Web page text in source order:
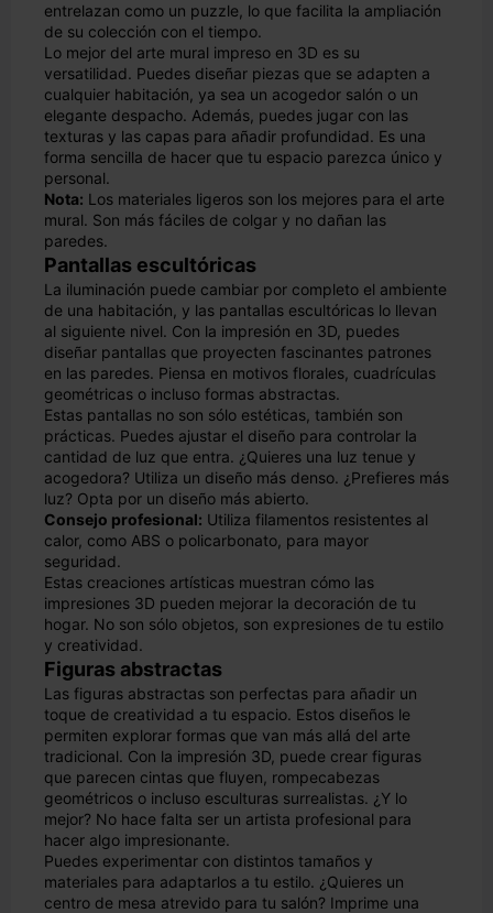
entrelazan como un puzzle, lo que facilita la ampliación
de su colección con el tiempo.
Lo mejor del arte mural impreso en 3D es su
versatilidad. Puedes diseñar piezas que se adapten a
cualquier habitación, ya sea un acogedor salón o un
elegante despacho. Además, puedes jugar con las
texturas y las capas para añadir profundidad. Es una
forma sencilla de hacer que tu espacio parezca único y
personal.
Nota: Los materiales ligeros son los mejores para el arte
mural. Son más fáciles de colgar y no dañan las
paredes.
Pantallas escultóricas
La iluminación puede cambiar por completo el ambiente
de una habitación, y las pantallas escultóricas lo llevan
al siguiente nivel. Con la impresión en 3D, puedes
diseñar pantallas que proyecten fascinantes patrones
en las paredes. Piensa en motivos florales, cuadrículas
geométricas o incluso formas abstractas.
Estas pantallas no son sólo estéticas, también son
prácticas. Puedes ajustar el diseño para controlar la
cantidad de luz que entra. ¿Quieres una luz tenue y
acogedora? Utiliza un diseño más denso. ¿Prefieres más
luz? Opta por un diseño más abierto.
Consejo profesional: Utiliza filamentos resistentes al
calor, como ABS o policarbonato, para mayor
seguridad.
Estas creaciones artísticas muestran cómo las
impresiones 3D pueden mejorar la decoración de tu
hogar. No son sólo objetos, son expresiones de tu estilo
y creatividad.
Figuras abstractas
Las figuras abstractas son perfectas para añadir un
toque de creatividad a tu espacio. Estos diseños le
permiten explorar formas que van más allá del arte
tradicional. Con la impresión 3D, puede crear figuras
que parecen cintas que fluyen, rompecabezas
geométricos o incluso esculturas surrealistas. ¿Y lo
mejor? No hace falta ser un artista profesional para
hacer algo impresionante.
Puedes experimentar con distintos tamaños y
materiales para adaptarlos a tu estilo. ¿Quieres un
centro de mesa atrevido para tu salón? Imprime una